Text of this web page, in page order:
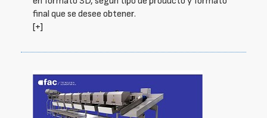
final que se desee obtener.
[+]